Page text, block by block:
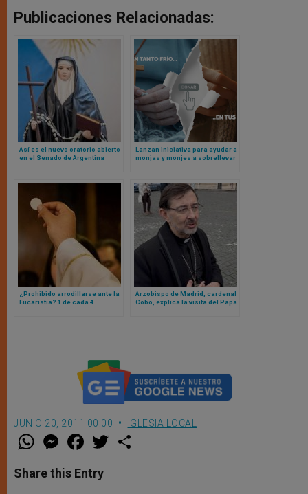
Publicaciones Relacionadas:
Así es el nuevo oratorio abierto
en el Senado de Argentina
Lanzan iniciativa para ayudar a
monjas y monjes a sobrellevar
¿Prohibido arrodillarse ante la
Eucaristía? 1 de cada 4
Arzobispo de Madrid, cardenal
Cobo, explica la visita del Papa
JUNIO 20, 2011 00:00 IGLESIA LOCAL
W
t
s
M
e
s
e
F
a
e
b
w
Share this Entry